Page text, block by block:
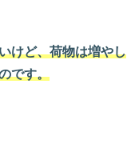
けど、荷物は増やし
です。